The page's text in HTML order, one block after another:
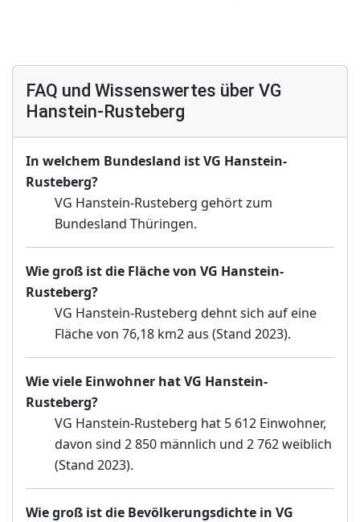
FAQ und Wissenswertes über VG
Hanstein-Rusteberg
In welchem Bundesland ist VG Hanstein-
Rusteberg?
VG Hanstein-Rusteberg gehört zum
Bundesland Thüringen.
Wie groß ist die Fläche von VG Hanstein-
Rusteberg?
VG Hanstein-Rusteberg dehnt sich auf eine
Fläche von 76,18 km2 aus (Stand 2023).
Wie viele Einwohner hat VG Hanstein-
Rusteberg?
VG Hanstein-Rusteberg hat 5 612 Einwohner,
davon sind 2 850 männlich und 2 762 weiblich
(Stand 2023).
Wie groß ist die Bevölkerungsdichte in VG